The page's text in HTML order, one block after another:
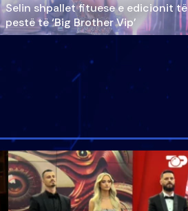
Selin shpallet fituese e edicionit të
pestë të ‘Big Brother Vip’